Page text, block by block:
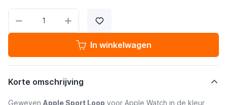
In winkelwagen
Korte omschrijving
Geweven Apple Sport Loop voor Apple Watch in de kleur